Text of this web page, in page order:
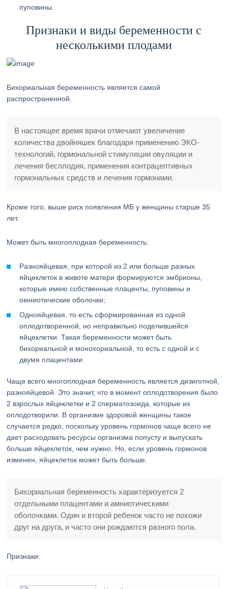
пуповины.
Признаки и виды беременности с
несколькими плодами
Бихориальная беременность является самой
распространенной.
В настоящее время врачи отмечают увеличение
количества двойняшек благодаря применению ЭКО-
технологий, гормональной стимуляции овуляции и
лечения бесплодия, применения контрацептивных
гормональных средств и лечения гормонами.
Кроме того, выше риск появления МБ у женщины старше 35
лет.
Может быть многоплодная беременность:
Разнояйцевая, при которой из 2 или больше разных
яйцеклеток в животе матери формируются эмбрионы,
которые имею собственные плаценты, пуповины и
омниотические оболочки;
Однояйцевая, то есть сформированная из одной
оплодотворенной, но неправильно поделившейся
яйцеклетки. Такая беременности может быть
бихориальной и монохориальной, то есть с одной и с
двумя плацентами.
Чаще всего многоплодная беременность является дизиготной,
разнояйцевой. Это значит, что в момент оплодотворения было
2 взрослых яйцеклетки и 2 сперматозоида, которые их
оплодотворили. В организме здоровой женщины такое
случается редко, поскольку уровень гормонов чаще всего не
дает расходовать ресурсы организма попусту и выпускать
больше яйцеклеток, чем нужно. Но, если уровень гормонов
изменен, яйцеклеток может быть больше.
Бихориальная беременность характеризуется 2
отдельными плацентами и амниотическими
оболочками. Один и второй ребенок часто не похожи
друг на друга, и часто они рождаются разного пола.
Признаки: